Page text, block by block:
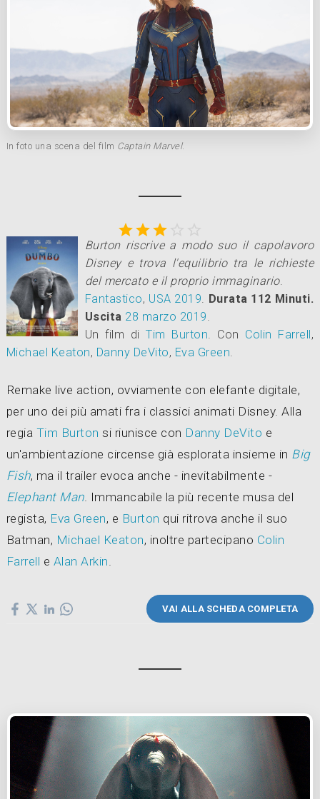
In foto una scena del film Captain Marvel.

Burton riscrive a modo suo il capolavoro
Disney e trova l'equilibrio tra le richieste
del mercato e il proprio immaginario.
Fantastico, USA 2019. Durata 112 Minuti.
Uscita 28 marzo 2019.
Un film diTim Burton. Con Colin Farrell ,
Michael Keaton, Danny DeVito, Eva Green.
Remake live action, ovviamente con elefante digitale,
per uno dei più amati fra i classici animati Disney. Alla
regia Tim Burton si riunisce con Danny DeVito e
un'ambientazione circense già esplorata insieme in Big
Fish, ma il trailer evoca anche - inevitabilmente -
Elephant Man. Immancabile la più recente musa del
regista, Eva Green, e Burton qui ritrova anche il suo
Batman, Michael Keaton, inoltre partecipano Colin
Farrell e Alan Arkin.
VAI ALLA SCHEDA COMPLETA